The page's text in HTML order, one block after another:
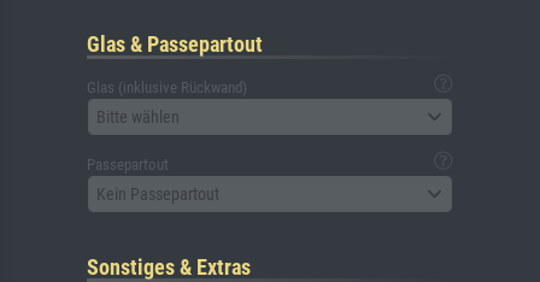
Glas & Passepartout
Glas (inklusive Rückwand)
Bitte wählen
Passepartout
Kein Passepartout
Sonstiges & Extras